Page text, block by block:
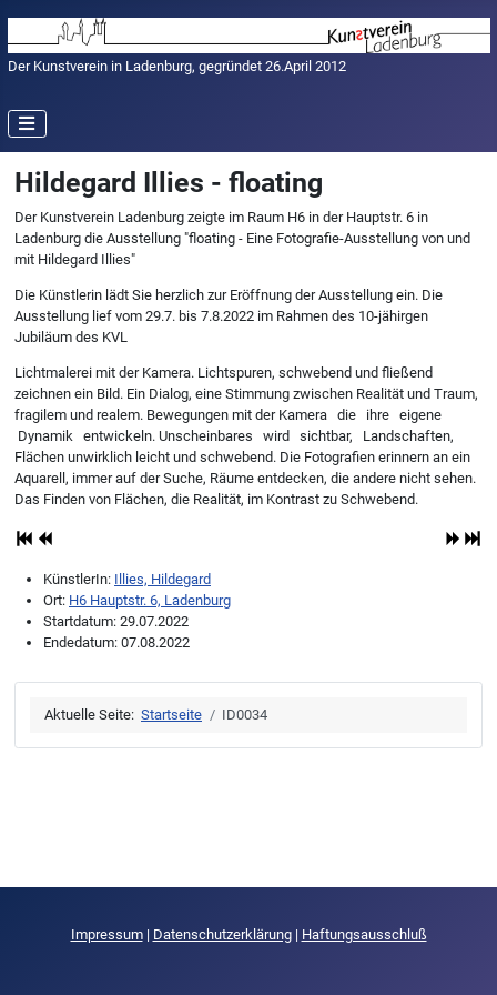
Der Kunstverein in Ladenburg, gegründet 26.April 2012
Hildegard Illies - floating
Der Kunstverein Ladenburg zeigte im Raum H6 in der Hauptstr. 6 in
Ladenburg die Ausstellung "floating - Eine Fotografie-Ausstellung von und
mit Hildegard Illies"
Die Künstlerin lädt Sie herzlich zur Eröffnung der Ausstellung ein. Die
Ausstellung lief vom 29.7. bis 7.8.2022 im Rahmen des 10-jähirgen
Jubiläum des KVL
Lichtmalerei mit der Kamera. Lichtspuren, schwebend und fließend
zeichnen ein Bild. Ein Dialog, eine Stimmung zwischen Realität und Traum,
fragilem und realem. Bewegungen mit der Kamera die ihre eigene
Dynamik entwickeln. Unscheinbares wird sichtbar, Landschaften,
Flächen unwirklich leicht und schwebend. Die Fotografien erinnern an ein
Aquarell, immer auf der Suche, Räume entdecken, die andere nicht sehen.
Das Finden von Flächen, die Realität, im Kontrast zu Schwebend.
KünstlerIn: Illies, Hildegard
Ort: H6 Hauptstr. 6, Ladenburg
Startdatum: 29.07.2022
Endedatum: 07.08.2022
Aktuelle Seite: Startseite ID0034
Impressum| Datenschutzerklärung| Haftungsausschluß